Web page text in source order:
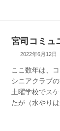
宮司コミュ
2022年6月12日
ここ数年は、
シニアクラブ
土曜学校でス
たが（水やり